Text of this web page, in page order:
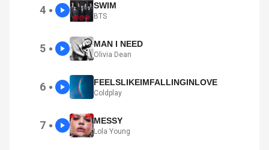
4 ● SWIM
BTS
5 ● MAN I NEED
Olivia Dean
6 ● FEELSLIKEIMFALLINGINLOVE
Coldplay
7 ● MESSY
Lola Young